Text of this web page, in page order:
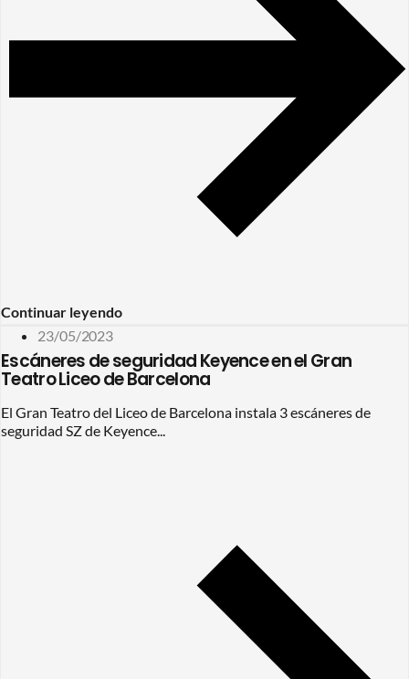
Continuar leyendo
23/05/2023
Escáneres de seguridad Keyence en el Gran
Teatro Liceo de Barcelona
El Gran Teatro del Liceo de Barcelona instala 3 escáneres de
seguridad SZ de Keyence...